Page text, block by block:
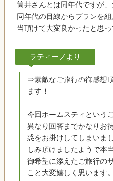
筒井さんとは同年代ですが、
同年代の目線からプランを
当頂けて大変良かったと思っ
ラティーノより
⇒素敵なご旅行の御感想
ます！
今回ホームスティという
異なり回答までかなりお
惑をお掛けしてしまいま
しみ頂けましたようで本
御希望に添えたご旅行の
こと大変嬉しく思います。